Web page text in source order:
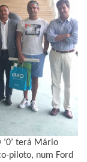
‘0’ terá Mário
piloto, num Ford